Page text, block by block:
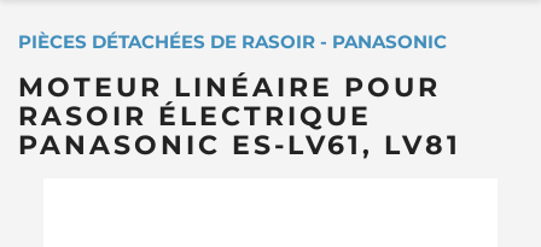
PIÈCES DÉTACHÉES DE RASOIR - PANASONIC
MOTEUR LINÉAIRE POUR
RASOIR ÉLECTRIQUE
PANASONIC ES-LV61, LV81